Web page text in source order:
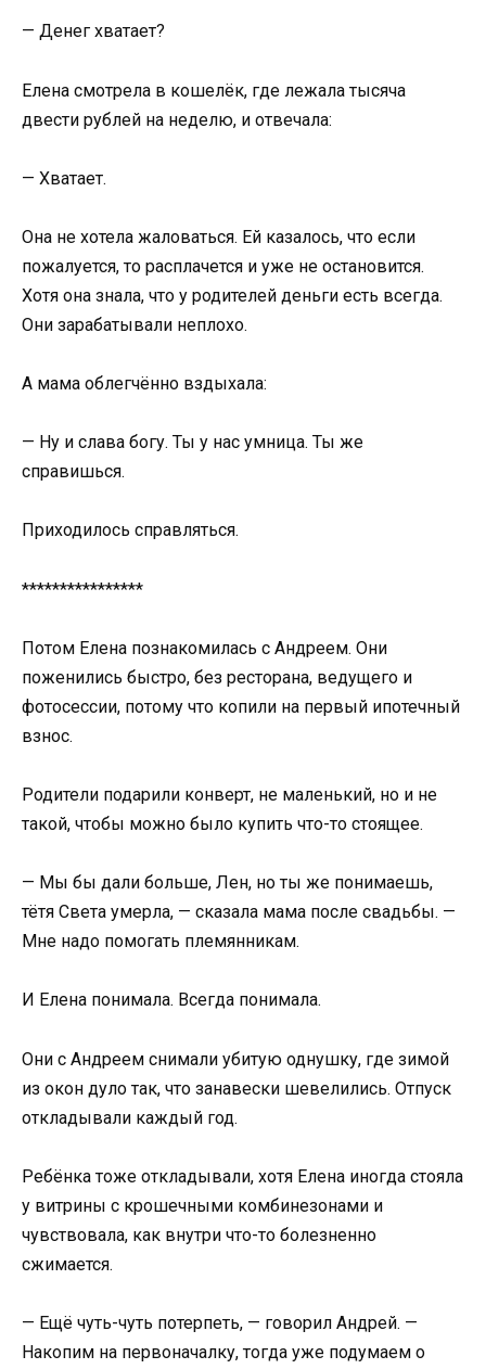
— Денег хватает?
Елена смотрела в кошелёк, где лежала тысяча
двести рублей на неделю, и отвечала:
— Хватает.
Она не хотела жаловаться. Ей казалось, что если
пожалуется, то расплачется и уже не остановится.
Хотя она знала, что у родителей деньги есть всегда.
Они зарабатывали неплохо.
А мама облегчённо вздыхала:
— Ну и слава богу. Ты у нас умница. Ты же
справишься.
Приходилось справляться.
****************
Потом Елена познакомилась с Андреем. Они
поженились быстро, без ресторана, ведущего и
фотосессии, потому что копили на первый ипотечный
взнос.
Родители подарили конверт, не маленький, но и не
такой, чтобы можно было купить что-то стоящее.
— Мы бы дали больше, Лен, но ты же понимаешь,
тётя Света умерла, — сказала мама после свадьбы. —
Мне надо помогать племянникам.
И Елена понимала. Всегда понимала.
Они с Андреем снимали убитую однушку, где зимой
из окон дуло так, что занавески шевелились. Отпуск
откладывали каждый год.
Ребёнка тоже откладывали, хотя Елена иногда стояла
у витрины с крошечными комбинезонами и
чувствовала, как внутри что-то болезненно
сжимается.
— Ещё чуть-чуть потерпеть, — говорил Андрей. —
Накопим на первоначалку, тогда уже подумаем о